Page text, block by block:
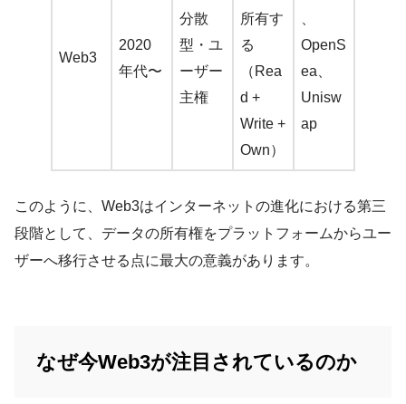
Web3
2020
年代〜
分散
型・ユ
ーザー
主権
所有す
る
（Rea
d +
Write +
Own）
OpenS
ea、
Unisw
ap
このように、Web3はインターネットの進化における第三
段階として、データの所有権をプラットフォームからユー
ザーへ移行させる点に最大の意義があります。
なぜ今Web3が注目されているのか